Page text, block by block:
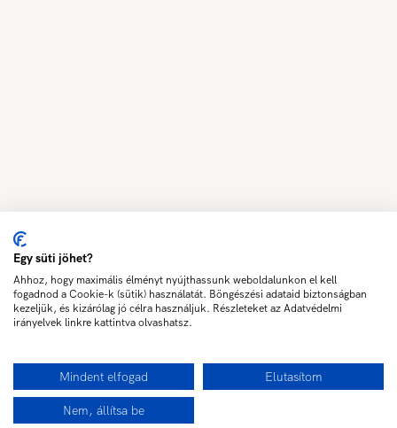
Egy süti jöhet?
Ahhoz, hogy maximális élményt nyújthassunk weboldalunkon el kell
fogadnod a Cookie-k (sütik) használatát. Böngészési adataid biztonságban
kezeljük, és kizárólag jó célra használjuk. Részleteket az Adatvédelmi
irányelvek linkre kattintva olvashatsz.
Mindent elfogad Elutasítom
Nem, állítsa be